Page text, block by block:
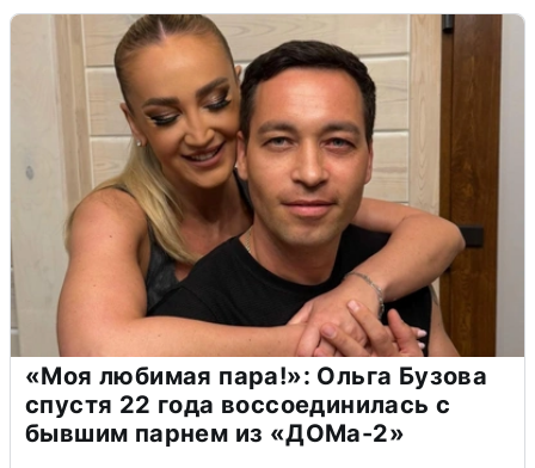
«Моя любимая пара!»: Ольга Бузова
спустя 22 года воссоединилась с
бывшим парнем из «ДОМа-2»